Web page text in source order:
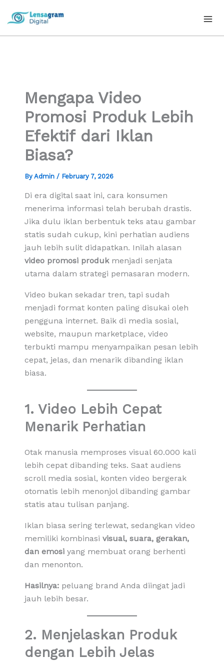
Mengapa Video
Promosi Produk Lebih
Efektif dari Iklan
Biasa?
By Admin / February 7, 2026
Di era digital saat ini, cara konsumen
menerima informasi telah berubah drastis.
Jika dulu iklan berbentuk teks atau gambar
statis sudah cukup, kini perhatian audiens
jauh lebih sulit didapatkan. Inilah alasan
video promosi produkmenjadi senjata
utama dalam strategi pemasaran modern.
Video bukan sekadar tren, tapi sudah
menjadi format konten paling disukai oleh
pengguna internet. Baik di media sosial,
website, maupun marketplace, video
terbukti mampu menyampaikan pesan lebih
cepat, jelas, dan menarik dibanding iklan
biasa.
1. Video Lebih Cepat
Menarik Perhatian
Otak manusia memproses visual 60.000 kali
lebih cepat dibanding teks. Saat audiens
scroll media sosial, konten video bergerak
otomatis lebih menonjol dibanding gambar
statis atau tulisan panjang.
Iklan biasa sering terlewat, sedangkan video
memiliki kombinasi visual, suara, gerakan,
dan emosiyang membuat orang berhenti
dan menonton.
Hasilnya:peluang brand Anda diingat jadi
jauh lebih besar.
2. Menjelaskan Produk
dengan Lebih Jelas